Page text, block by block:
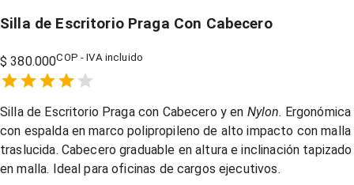
Silla de Escritorio Praga Con Cabecero
$ 380.000COP - IVA incluido
1 Star,
2 Stars,
3 Stars,
4 Stars,
5 Stars,
Silla de Escritorio Praga con Cabecero y en Nylon. Ergonómica
con espalda en marco polipropileno de alto impacto con malla
traslucida. Cabecero graduable en altura e inclinación tapizado
en malla. Ideal para oficinas de cargos ejecutivos.